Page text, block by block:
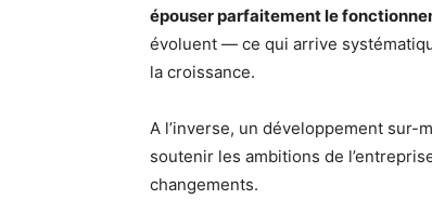
épouser parfaitement le
évoluent — ce qui arrive
la croissance.
A l’inverse, un développement sur-
soutenir les ambitions de
changements.